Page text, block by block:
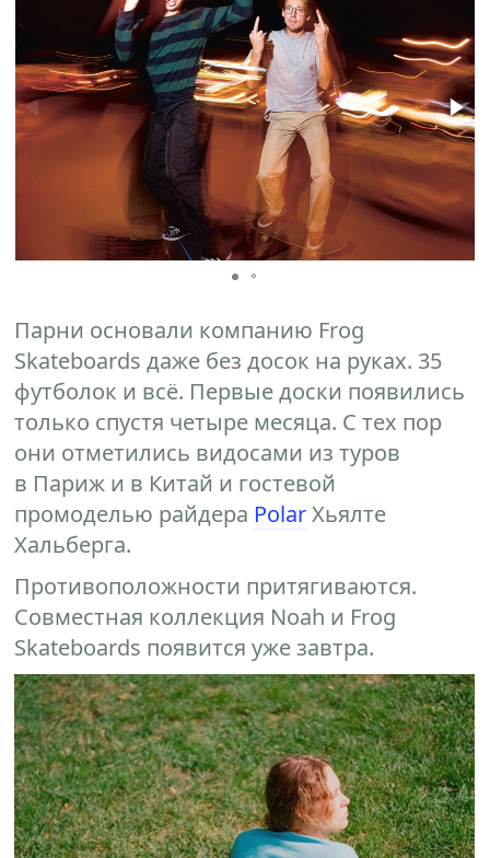
Парни основали компанию Frog
Skateboards даже без досок на руках. 35
футболок и всё. Первые доски появились
только спустя четыре месяца. С тех пор
они отметились видосами из туров
в Париж и в Китай и гостевой
промоделью райдера PolarХьялте
Хальберга.
Противоположности притягиваются.
Совместная коллекция Noah и Frog
Skateboards появится уже завтра.